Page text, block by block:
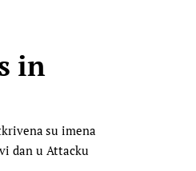
in
su imena
dan u Attacku